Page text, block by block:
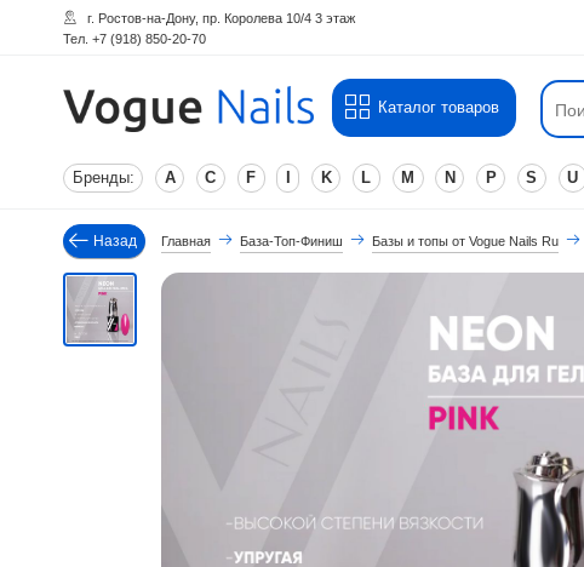
г. Ростов-на-Дону, пр. Королева 10/4 3 этаж
Тел. +7 (918) 850-20-70
Каталог товаров
Бренды: A C F K L M N P S U
Назад Главная База-Топ-Финиш Базы и топы от Vogue Nails Ru